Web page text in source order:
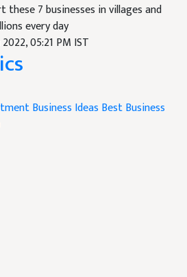
these 7 businesses in villages and
every day
05:21 PM IST
Business Ideas Best Business